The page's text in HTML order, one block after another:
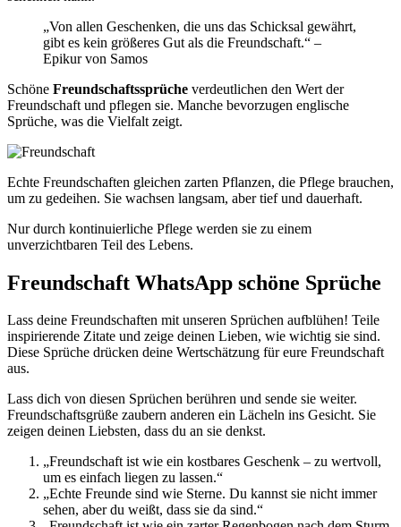
„Von allen Geschenken, die uns das Schicksal gewährt,
gibt es kein größeres Gut als die Freundschaft.“ –
Epikur von Samos
Schöne Freundschaftssprüche verdeutlichen den Wert der
Freundschaft und pflegen sie. Manche bevorzugen englische
Sprüche, was die Vielfalt zeigt.
Echte Freundschaften gleichen zarten Pflanzen, die Pflege brauchen,
um zu gedeihen. Sie wachsen langsam, aber tief und dauerhaft.
Nur durch kontinuierliche Pflege werden sie zu einem
unverzichtbaren Teil des Lebens.
Freundschaft WhatsApp schöne Sprüche
Lass deine Freundschaften mit unseren Sprüchen aufblühen! Teile
inspirierende Zitate und zeige deinen Lieben, wie wichtig sie sind.
Diese Sprüche drücken deine Wertschätzung für eure Freundschaft
aus.
Lass dich von diesen Sprüchen berühren und sende sie weiter.
Freundschaftsgrüße zaubern anderen ein Lächeln ins Gesicht. Sie
zeigen deinen Liebsten, dass du an sie denkst.
„Freundschaft ist wie ein kostbares Geschenk – zu wertvoll,
um es einfach liegen zu lassen.“
„Echte Freunde sind wie Sterne. Du kannst sie nicht immer
sehen, aber du weißt, dass sie da sind.“